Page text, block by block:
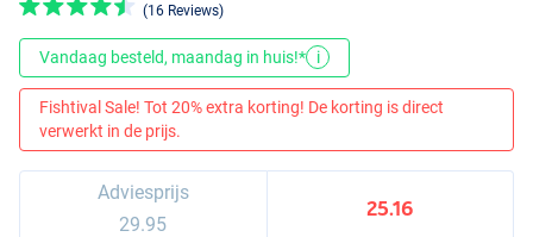
(16 Reviews)
Vandaag besteld, maandag in huis!* i
Fishtival Sale! Tot 20% extra korting! De korting is direct
verwerkt in de prijs.
Adviesprijs
29.95
25.16